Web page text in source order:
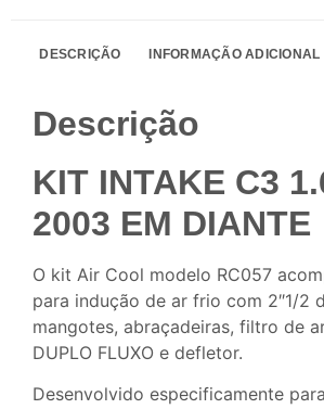
DESCRIÇÃO INFORMAÇÃO ADICIONAL
Descrição
KIT INTAKE C3
2003 EM DIANTE
O kit Air Cool modelo RC057
para indução de ar frio com 2″1/2
mangotes, abraçadeiras, filtro de
DUPLO FLUXO e defletor.
Desenvolvido especificamente